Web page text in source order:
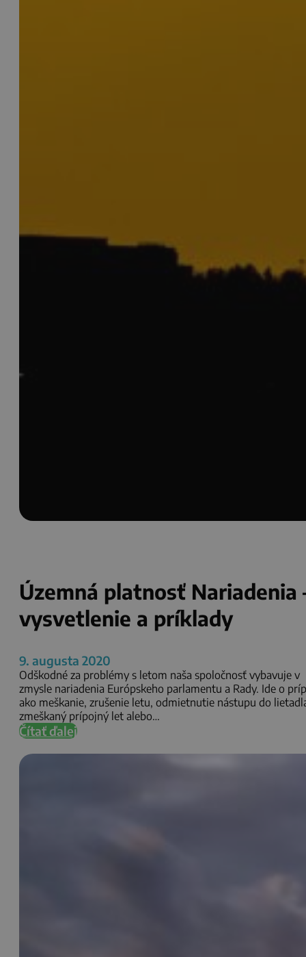
Územná platnosť Nariadenia
vysvetlenie a príklady
9. augusta 2020
Odškodné za problémy s letom naša spoločnosť vybavuje v
zmysle nariadenia Európskeho parlamentu a Rady. Ide o
ako meškanie, zrušenie letu, odmietnutie nástupu do
zmeškaný prípojný let alebo…
Čítať ďalej